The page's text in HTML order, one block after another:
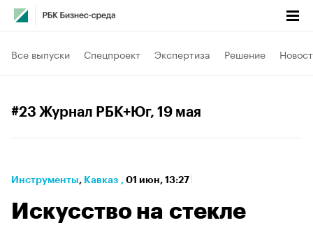
Все выпуски Спецпроект Экспертиза Решение
#23 Журнал РБК+Юг, 19 мая
Инструменты⁠, Кавказ , 01 июн, 13:27
Искусство на стекле